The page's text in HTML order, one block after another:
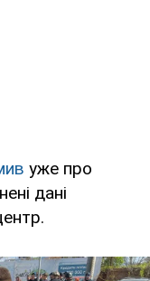
уже про
дані